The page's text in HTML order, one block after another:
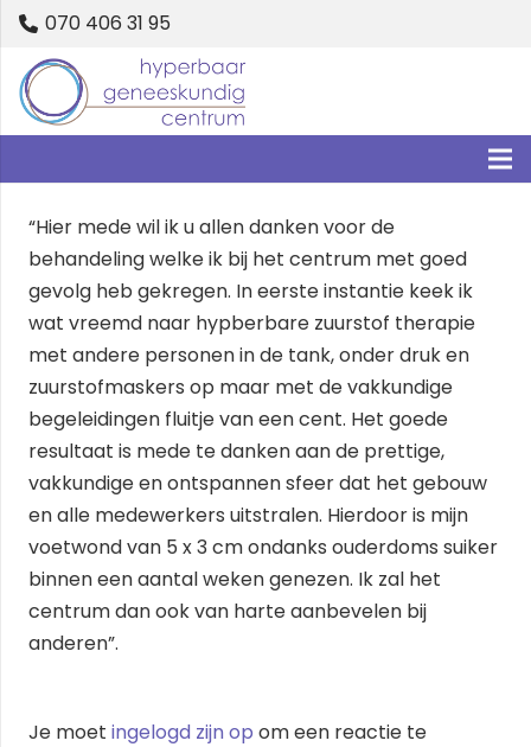
070 406 31 95
“Hier mede wil ik u allen danken voor de
behandeling welke ik bij het centrum met goed
gevolg heb gekregen. In eerste instantie keek ik
wat vreemd naar hypberbare zuurstof therapie
met andere personen in de tank, onder druk en
zuurstofmaskers op maar met de vakkundige
begeleidingen fluitje van een cent. Het goede
resultaat is mede te danken aan de prettige,
vakkundige en ontspannen sfeer dat het gebouw
en alle medewerkers uitstralen. Hierdoor is mijn
voetwond van 5 x 3 cm ondanks ouderdoms suiker
binnen een aantal weken genezen. Ik zal het
centrum dan ook van harte aanbevelen bij
anderen”.
Je moet ingelogd zijn op om een reactie te